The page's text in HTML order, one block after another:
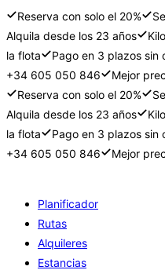
Reserva con solo el 20%
Alquila desde los 23 años
la flota
Pago en 3 plazos sin
+34 605 050 846
Mejor
Reserva con solo el 20%
Alquila desde los 23 años
la flota
Pago en 3 plazos sin
+34 605 050 846
Mejor
contenido
Planificador
Rutas
Alquileres
Estancias